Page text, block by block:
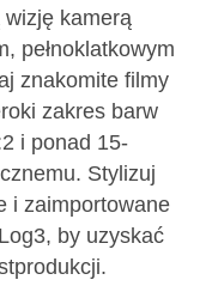
kamerą
pełnoklatkowym
znakomite filmy
zakres barw
i ponad 15-
Stylizuj
i zaimportowane
by uzyskać